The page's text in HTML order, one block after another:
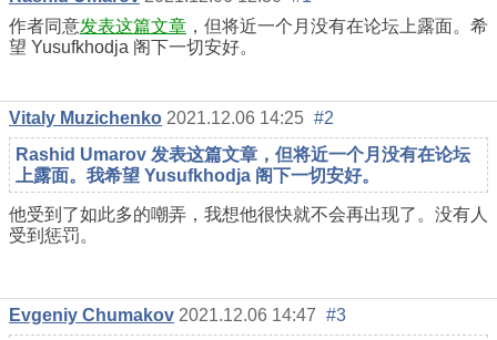
作者同意发表这篇文章 ，但将近一个月没有在论坛上露面。希
望 Yusufkhodja 阁下一切安好。
Vitaly Muzichenko 2021.12.06 14:25 #2
Rashid Umarov 发表这篇文章，但将近一个月没有在论坛
上露面。我希望 Yusufkhodja 阁下一切安好。
他受到了如此多的嘲弄，我想他很快就不会再出现了。没有人
受到惩罚。
Evgeniy Chumakov 2021.12.06 14:47 #3